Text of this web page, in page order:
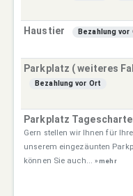
Haustier
Bezahlung vor
Parkplatz ( weiteres
Bezahlung vor Ort
Parkplatz
Gern stellen wir Ihnen für
unserem eingezäunten
können Sie auch...» mehr